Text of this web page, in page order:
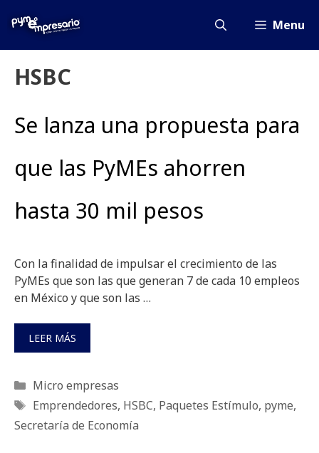
Menu
HSBC
Se lanza una propuesta para
que las PyMEs ahorren
hasta 30 mil pesos
Con la finalidad de impulsar el crecimiento de las
PyMEs que son las que generan 7 de cada 10 empleos
en México y que son las …
LEER MÁS
Categorías
Micro empresas
Etiquetas
Emprendedores, HSBC, Paquetes Estímulo, pyme,
Secretaría de Economía